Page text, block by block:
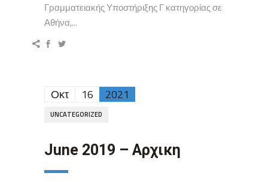
Γραμματειακής Υποστήριξης Γ κατηγορίας σε
Αθήνα,...
Οκτ 16 2021
UNCATEGORIZED
June 2019 – Αρχικη